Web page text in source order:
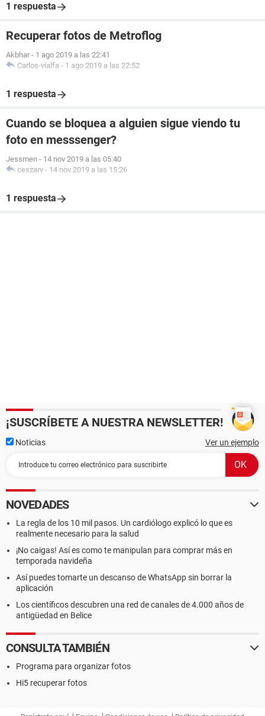
1 respuesta
Recuperar fotos de Metroflog
Akbhar - 1 ago 2019 a las 22:41
Carlos-vialfa - 1 ago 2019 a las 22:52
1 respuesta
Cuando se bloquea a alguien sigue viendo tu
foto en messsenger?
Jessmen - 14 nov 2019 a las 05:40
ceszarv - 14 nov 2019 a las 15:26
1 respuesta
¡SUSCRÍBETE A NUESTRA NEWSLETTER!
Noticias Ver un ejemplo
NOVEDADES
La regla de los 10 mil pasos. Un cardiólogo explicó lo que es
realmente necesario para la salud
¡No caigas! Así es como te manipulan para comprar más en
temporada navideña
Así puedes tomarte un descanso de WhatsApp sin borrar la
aplicación
Los científicos descubren una red de canales de 4.000 años de
antigüedad en Belice
CONSULTA TAMBIÉN
Programa para organizar fotos
Hi5 recuperar fotos